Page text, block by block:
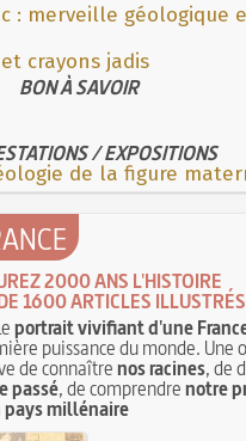
: merveille géologique
crayons jadis
BON À SAVOIR
/ EXPOSITIONS
de la figure
2000 ANS L'HISTOIRE
1600 ARTICLES ILLUSTRÉS
portrait vivifiant d'une
puissance du monde. Une
de connaîtrenos racines, de
passé, de comprendrenotre
millénaire